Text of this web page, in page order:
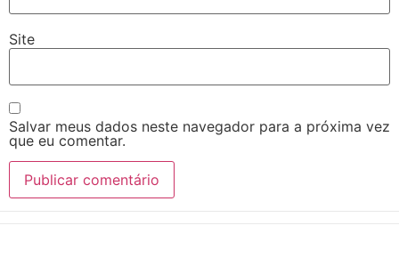
Site
Salvar meus dados neste navegador para a próxima vez
que eu comentar.